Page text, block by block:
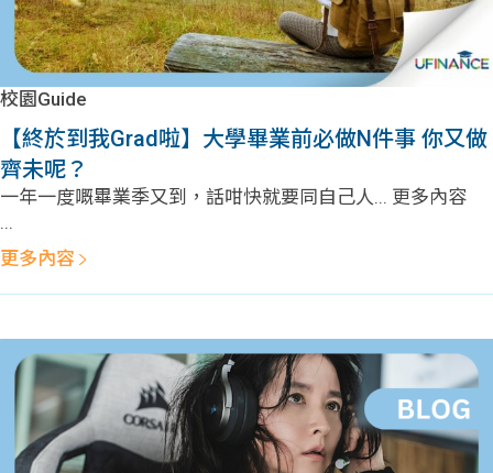
故事
分享
大學
款
貸款
計數
機
介
搵工
Gui
han
ge
Gui
de
uFina
nce
校園
贊助
聯絡
我們
校園Guide
【終於到我Grad啦】大學畢業前必做N件事 你又做
齊未呢？
一年一度嘅畢業季又到，話咁快就要同自己人... 更多內容
...
更多內容